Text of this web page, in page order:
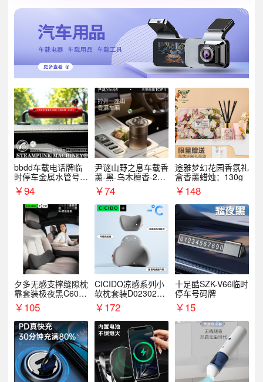
bbdd车载电话牌临
时停车金属水管号码
牌可隐藏创意趣味
￥94
尹谜山野之息车载香
薰-黑-乌木檀香-200
g￥74
途雅梦幻花园香氛礼
盒香薰蜡烛：130g
￥148
夕多无感支撑缝隙枕
靠套装极夜黑C6003
+C6004
￥105
CICIDO凉感系列小
软枕套装D023021+
D033031
￥172
十足酷SZK-V66临时
停车号码牌
￥15